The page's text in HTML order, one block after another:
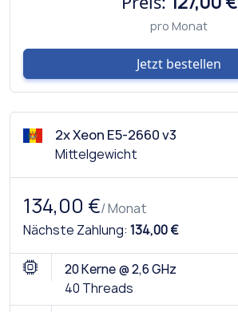
pro Monat
Jetzt bestellen
2x Xeon E5-2660 v3
Mittelgewicht
134,00 €/ Monat
Nächste Zahlung: 134,00 €
20 Kerne @ 2,6 GHz
40 Threads